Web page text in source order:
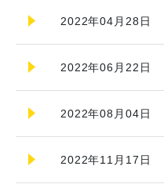
2022年04月28日
2022年06月22日
2022年08月04日
2022年11月17日